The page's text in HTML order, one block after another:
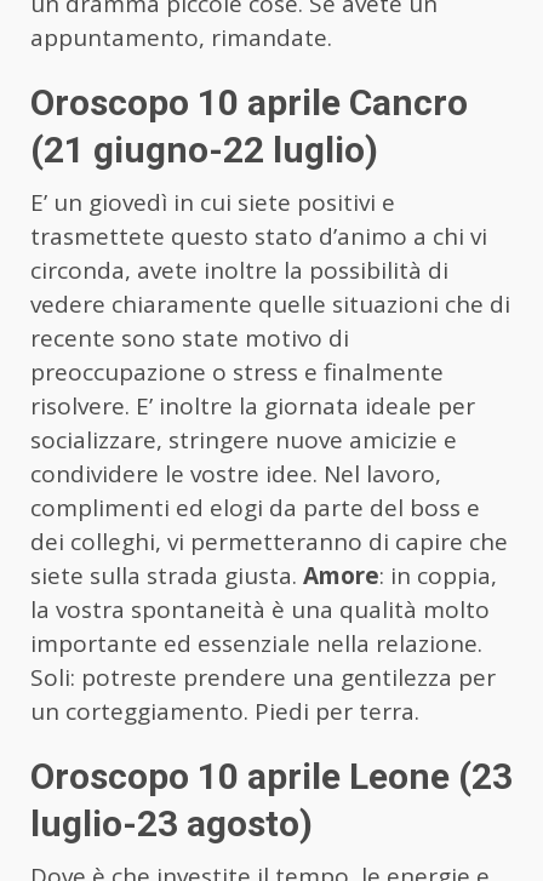
appuntamento, rimandate.
Oroscopo 10 aprile Cancro
(21 giugno-22 luglio)
E’ un giovedì in cui siete positivi e
trasmettete questo stato d’animo a chi vi
circonda, avete inoltre la possibilità di
vedere chiaramente quelle situazioni che di
recente sono state motivo di
preoccupazione o stress e finalmente
risolvere. E’ inoltre la giornata ideale per
socializzare, stringere nuove amicizie e
condividere le vostre idee. Nel lavoro,
complimenti ed elogi da parte del boss e
dei colleghi, vi permetteranno di capire che
siete sulla strada giusta. Amore: in coppia,
la vostra spontaneità è una qualità molto
importante ed essenziale nella relazione.
Soli: potreste prendere una gentilezza per
un corteggiamento. Piedi per terra.
Oroscopo 10 aprile Leone (23
luglio-23 agosto)